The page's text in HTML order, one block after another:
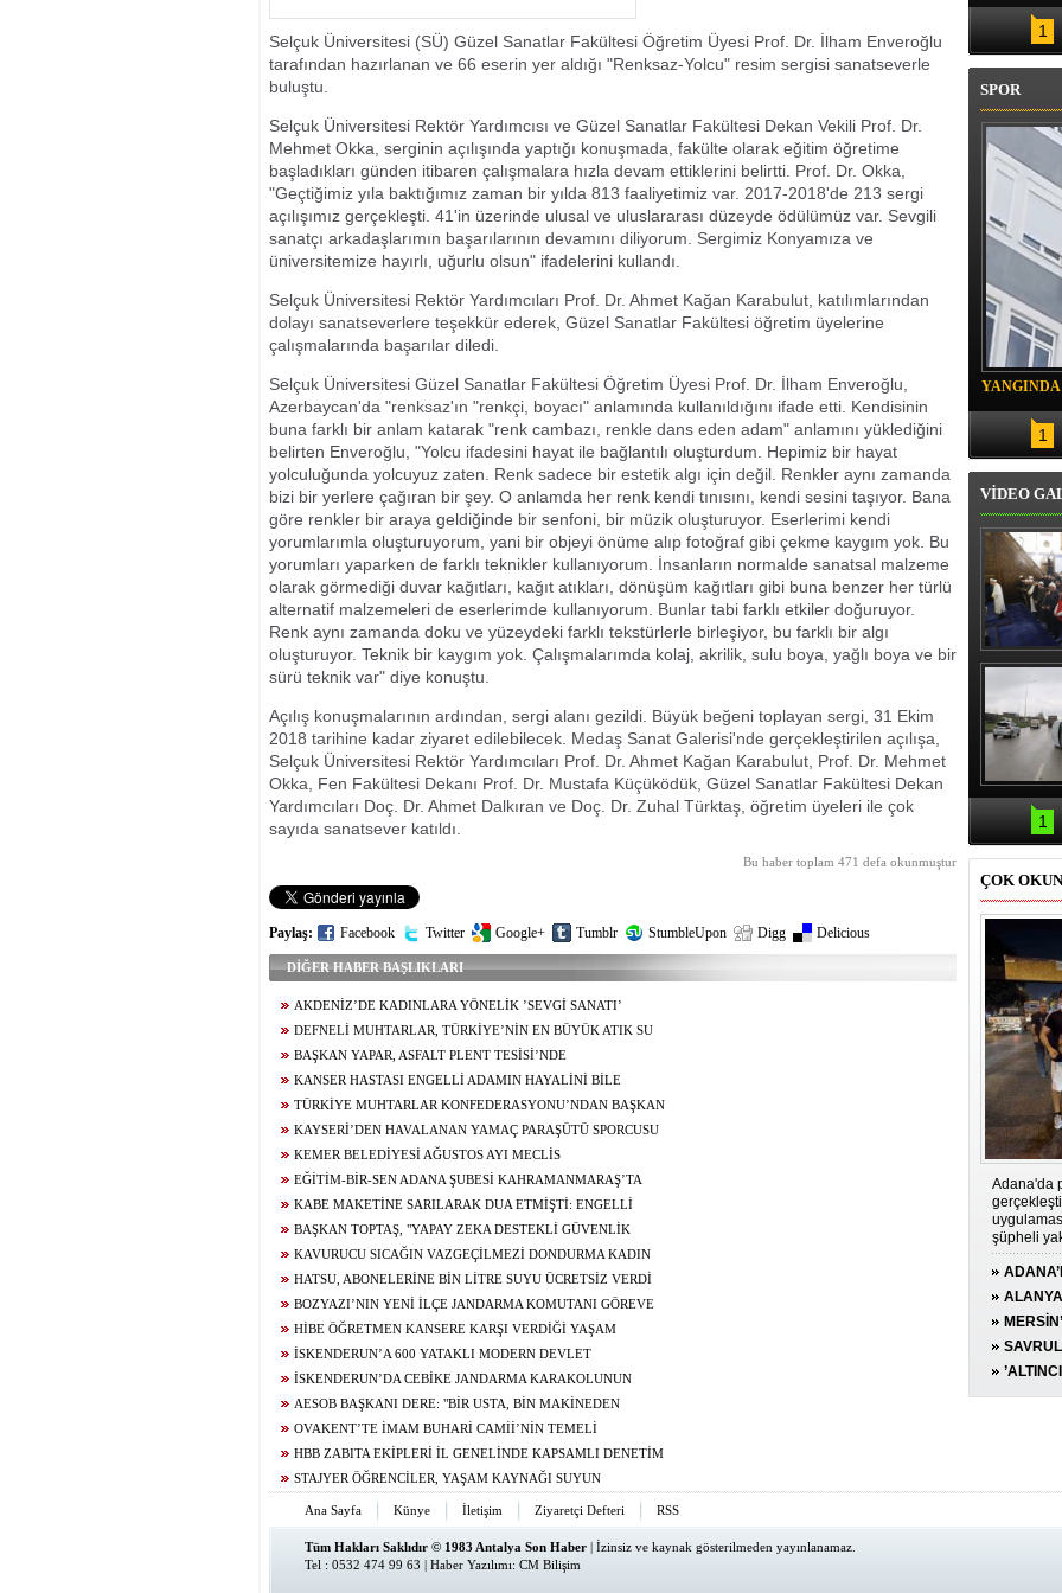
İHRAÇ EDİLİYOR
Selçuk Üniversitesi (SÜ) Güzel Sanatlar Fakültesi Öğretim Üyesi Prof. Dr. İlham Enveroğlu
tarafından hazırlanan ve 66 eserin yer aldığı "Renksaz-Yolcu" resim sergisi sanatseverle
buluştu.
Selçuk Üniversitesi Rektör Yardımcısı ve Güzel Sanatlar Fakültesi Dekan Vekili Prof. Dr.
Mehmet Okka, serginin açılışında yaptığı konuşmada, fakülte olarak eğitim öğretime
başladıkları günden itibaren çalışmalara hızla devam ettiklerini belirtti. Prof. Dr. Okka,
"Geçtiğimiz yıla baktığımız zaman bir yılda 813 faaliyetimiz var. 2017-2018'de 213 sergi
açılışımız gerçekleşti. 41'in üzerinde ulusal ve uluslararası düzeyde ödülümüz var. Sevgili
sanatçı arkadaşlarımın başarılarının devamını diliyorum. Sergimiz Konyamıza ve
üniversitemize hayırlı, uğurlu olsun" ifadelerini kullandı.
Selçuk Üniversitesi Rektör Yardımcıları Prof. Dr. Ahmet Kağan Karabulut, katılımlarından
dolayı sanatseverlere teşekkür ederek, Güzel Sanatlar Fakültesi öğretim üyelerine
çalışmalarında başarılar diledi.
Selçuk Üniversitesi Güzel Sanatlar Fakültesi Öğretim Üyesi Prof. Dr. İlham Enveroğlu,
Azerbaycan'da "renksaz'ın "renkçi, boyacı" anlamında kullanıldığını ifade etti. Kendisinin
buna farklı bir anlam katarak "renk cambazı, renkle dans eden adam" anlamını yüklediğini
belirten Enveroğlu, "Yolcu ifadesini hayat ile bağlantılı oluşturdum. Hepimiz bir hayat
yolculuğunda yolcuyuz zaten. Renk sadece bir estetik algı için değil. Renkler aynı zamanda
bizi bir yerlere çağıran bir şey. O anlamda her renk kendi tınısını, kendi sesini taşıyor. Bana
göre renkler bir araya geldiğinde bir senfoni, bir müzik oluşturuyor. Eserlerimi kendi
yorumlarımla oluşturuyorum, yani bir objeyi önüme alıp fotoğraf gibi çekme kaygım yok. Bu
yorumları yaparken de farklı teknikler kullanıyorum. İnsanların normalde sanatsal malzeme
olarak görmediği duvar kağıtları, kağıt atıkları, dönüşüm kağıtları gibi buna benzer her türlü
alternatif malzemeleri de eserlerimde kullanıyorum. Bunlar tabi farklı etkiler doğuruyor.
Renk aynı zamanda doku ve yüzeydeki farklı tekstürlerle birleşiyor, bu farklı bir algı
oluşturuyor. Teknik bir kaygım yok. Çalışmalarımda kolaj, akrilik, sulu boya, yağlı boya ve bir
sürü teknik var" diye konuştu.
Açılış konuşmalarının ardından, sergi alanı gezildi. Büyük beğeni toplayan sergi, 31 Ekim
2018 tarihine kadar ziyaret edilebilecek. Medaş Sanat Galerisi'nde gerçekleştirilen açılışa,
Selçuk Üniversitesi Rektör Yardımcıları Prof. Dr. Ahmet Kağan Karabulut, Prof. Dr. Mehmet
Okka, Fen Fakültesi Dekanı Prof. Dr. Mustafa Küçüködük, Güzel Sanatlar Fakültesi Dekan
Yardımcıları Doç. Dr. Ahmet Dalkıran ve Doç. Dr. Zuhal Türktaş, öğretim üyeleri ile çok
sayıda sanatsever katıldı.
Bu haber toplam 471 defa okunmuştur
Paylaş: Facebook Twitter Google+ Tumblr StumbleUpon Digg Delicious
DİĞER HABER BAŞLIKLARI
AKDENİZ’DE KADINLARA YÖNELİK ’SEVGİ SANATI’
ATÖLYESİ
DEFNELİ MUHTARLAR, TÜRKİYE’NİN EN BÜYÜK ATIK SU
TÜNELİNİ İNCELEDİ
BAŞKAN YAPAR, ASFALT PLENT TESİSİ’NDE
İNCELEMELERDE BULUNDU
KANSER HASTASI ENGELLİ ADAMIN HAYALİNİ BİLE
KURAMADIĞI EVİNE KAVUŞUNCA DÖKTÜĞÜ GÖZYAŞI
DUYGULANDIRDI
TÜRKİYE MUHTARLAR KONFEDERASYONU’NDAN BAŞKAN
BAŞDEĞİRMEN’E ‘YILIN EN BAŞARILI BELEDİYE BAŞKANI’
ÖDÜLÜ
KAYSERİ’DEN HAVALANAN YAMAÇ PARAŞÜTÜ SPORCUSU
5,5 SAAT SONRA KAHRAMANMARAŞ’A İNDİ
KEMER BELEDİYESİ AĞUSTOS AYI MECLİS
TOPLANTISINDA ARAÇ FİLOSUNUN GÜÇLENDİRİLMESİNE
YÖNELİK KARARLAR ALINDI
EĞİTİM-BİR-SEN ADANA ŞUBESİ KAHRAMANMARAŞ’TA
TEMASLARDA BULUNDU
KABE MAKETİNE SARILARAK DUA ETMİŞTİ: ENGELLİ
GENCİN UMRE HAYALİ GERÇEK OLUYOR
BAŞKAN TOPTAŞ, "YAPAY ZEKA DESTEKLİ GÜVENLİK
KAMERALARIMIZLA PARKLARIMIZIN TAMAMINI İZLENEBİLİR
HALE GETİRİYORUZ"
KAVURUCU SICAĞIN VAZGEÇİLMEZİ DONDURMA KADIN
USTALARIN ELİNDE LEZZET BULUYOR
HATSU, ABONELERİNE BİN LİTRE SUYU ÜCRETSİZ VERDİ
BOZYAZI’NIN YENİ İLÇE JANDARMA KOMUTANI GÖREVE
BAŞLADI
HİBE ÖĞRETMEN KANSERE KARŞI VERDİĞİ YAŞAM
MÜCADELESİNİ KAYBETTİ
İSKENDERUN’A 600 YATAKLI MODERN DEVLET
HASTANESİ YÜKSELİYOR
İSKENDERUN’DA CEBİKE JANDARMA KARAKOLUNUN
YAPIMINDA SONA GELİNDİ
AESOB BAŞKANI DERE: "BİR USTA, BİN MAKİNEDEN
DEĞERLİDİR"
OVAKENT’TE İMAM BUHARİ CAMİİ’NİN TEMELİ
DUALARLA ATILDI
HBB ZABITA EKİPLERİ İL GENELİNDE KAPSAMLI DENETİM
GERÇEKLEŞTİRDİ
STAJYER ÖĞRENCİLER, YAŞAM KAYNAĞI SUYUN
YOLCULUĞUNU YERİNDE İNCELEDİ
1
SPOR
1
VİDEO
Erbaş,
Veli
teravih
1
ÇOK
Adana'da
şüpheli
KESİLDİ
190
BAŞINI
CİPİNİ,
Ana Sayfa Künye İletişim Ziyaretçi Defteri RSS
Tüm Hakları Saklıdır © 1983 Antalya Son Haber | İzinsiz ve kaynak gösterilmeden yayınlanamaz.
Tel : 0532 474 99 63 | Haber Yazılımı: CM Bilişim